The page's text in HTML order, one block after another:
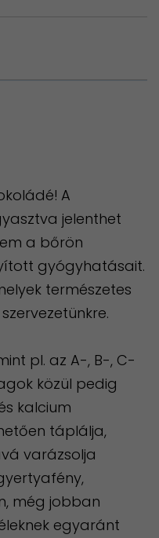
A
jelenthet
a bőrön
gyógyhatásait.
természetes
pl. az A-, B-, C-
közül pedig
kalcium
táplálja,
varázsolja
még jobban
egyaránt